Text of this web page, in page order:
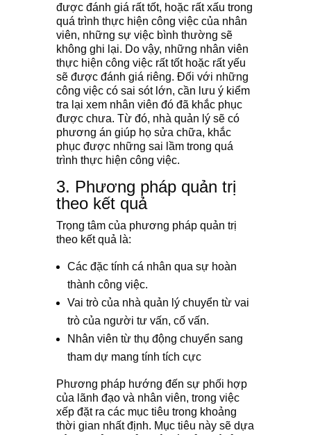
được đánh giá rất tốt, hoặc rất xấu trong
quá trình thực hiện công việc của nhân
viên, những sự việc bình thường sẽ
không ghi lại. Do vậy, những nhân viên
thực hiện công việc rất tốt hoặc rất yếu
sẽ được đánh giá riêng. Ðối với những
công việc có sai sót lớn, cần lưu ý kiểm
tra lại xem nhân viên đó đã khắc phục
được chưa. Từ đó, nhà quản lý sẽ có
phương án giúp họ sửa chữa, khắc
phục được những sai lầm trong quá
trình thực hiện công việc.
3. Phương pháp quản trị
theo kết quả
Trọng tâm của phương pháp quản trị
theo kết quả là:
Các đặc tính cá nhân qua sự hoàn
thành công việc.
Vai trò của nhà quản lý chuyển từ vai
trò của người tư vấn, cố vấn.
Nhân viên từ thụ động chuyển sang
tham dự mang tính tích cực
Phương pháp hướng đến sự phối hợp
của lãnh đạo và nhân viên, trong việc
xếp đặt ra các mục tiêu trong khoảng
thời gian nhất định. Mục tiêu này sẽ dựa